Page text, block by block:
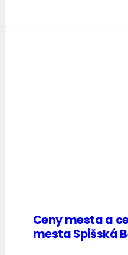
Ceny mesta a
mesta Spišská